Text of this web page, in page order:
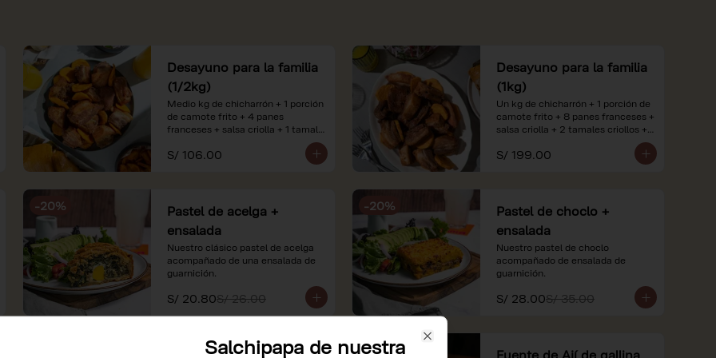
Desayuno para la familia
(1/2kg)
Medio kg de chicharrón + 1 porción
de camote frito + 4 panes
franceses + salsa criolla + 1 tamal
criollo + 1 litro de jugo de naranja.
consumo. Imágenes referenciales.
S/ 106.00
Desayuno para la familia
(1kg)
Un kg de chicharrón + 1 porción de
camote frito + 8 panes franceses +
salsa criolla + 2 tamales criollos +
consumo. Imágenes referenciales.
S/ 199.00
-20%
Pastel de acelga +
ensalada
Nuestro clásico pastel de acelga
acompañado de una ensalada de
guarnición.
S/ 20.80S/ 26.00
-20%
Pastel de choclo +
ensalada
Nuestro pastel de choclo
acompañado de ensalada de
guarnición.
S/ 28.00S/ 35.00
Fuente de Ají de gallina
Fuente de Ají de gallina
Salchipapa de nuestra